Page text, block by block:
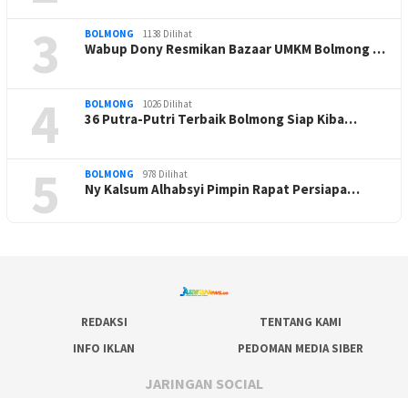
3 BOLMONG 1138 Dilihat
Wabup Dony Resmikan Bazaar UMKM Bolmong …
4 BOLMONG 1026 Dilihat
36 Putra-Putri Terbaik Bolmong Siap Kiba…
5 BOLMONG 978 Dilihat
Ny Kalsum Alhabsyi Pimpin Rapat Persiapa…
REDAKSI
TENTANG KAMI
INFO IKLAN
PEDOMAN MEDIA SIBER
JARINGAN SOCIAL